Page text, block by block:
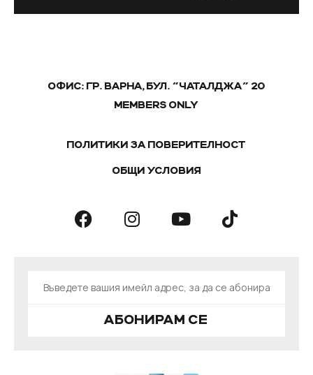
ОФИС: ГР. ВАРНА, БУЛ. "ЧАТАЛДЖА" 20
MEMBERS ONLY
ПОЛИТИКИ ЗА ПОВЕРИТЕЛНОСТ
ОБЩИ УСЛОВИЯ
АБОНИРАМ СЕ